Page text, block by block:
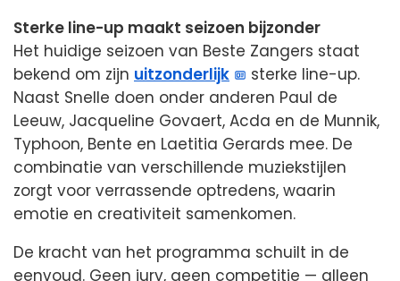
Sterke line-up maakt seizoen bijzonder
Het huidige seizoen van Beste Zangers staat
bekend om zijn uitzonderlijk
sterke line-up.
Naast Snelle doen onder anderen Paul de
Leeuw, Jacqueline Govaert, Acda en de Munnik,
Typhoon, Bente en Laetitia Gerards mee. De
combinatie van verschillende muziekstijlen
zorgt voor verrassende optredens, waarin
emotie en creativiteit samenkomen.
De kracht van het programma schuilt in de
eenvoud. Geen jury, geen competitie — alleen